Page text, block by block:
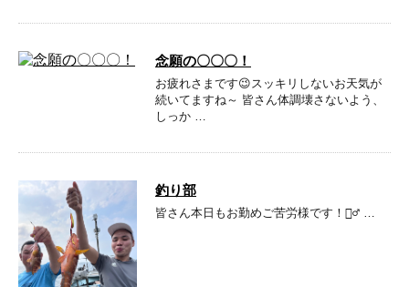
念願の〇〇〇！
お疲れさまです😉スッキリしないお天気が
続いてますね～ 皆さん体調壊さないよう、
しっか …
釣り部
皆さん本日もお勤めご苦労様です！👷‍♂️ …